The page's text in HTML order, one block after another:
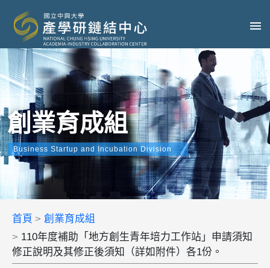
創業育成組
Business Startup and Incubation Division
首頁
創業育成組
110年度補助「地方創生青年培力工作站」申請須知
修正說明及其修正後須知（詳如附件）各1份。